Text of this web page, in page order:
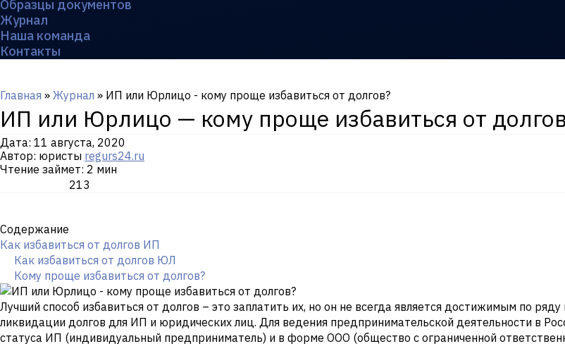
Образцы документов
Журнал
Наша команда
Контакты
Главная » Журнал » ИП или Юрлицо - кому проще избавиться от долгов?
ИП или Юрлицо — кому проще избавиться от
Дата: 11 августа, 2020
Автор: юристы regurs24.ru
Чтение займет: 2 мин
213
Содержание
Как избавиться от долгов ИП
Как избавиться от долгов ЮЛ
Кому проще избавиться от долгов?
Лучший способ избавиться от долгов – это заплатить их, но он не всегда является достижимым по
ликвидации долгов для ИП и юридических лиц. Для ведения предпринимательской деятельности в
статуса ИП (индивидуальный предприниматель) и в форме ООО (общество с ограниченной